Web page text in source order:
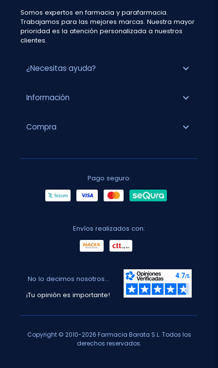
Somos expertos en farmacia y parafarmacia.
Trabajamos para las mejores marcas. Nuestra mayor
prioridad es la atención personalizada a nuestros
clientes.
¿Necesitas ayuda? expand_more
Información expand_more
Compra expand_more
Pago seguro:
Envíos realizados con:
No lo decimos nosotros...
¡Tu opinión es importante!
Copyright © 2010-2026 Farmacia Barata S.L. Todos los
derechos reservados.